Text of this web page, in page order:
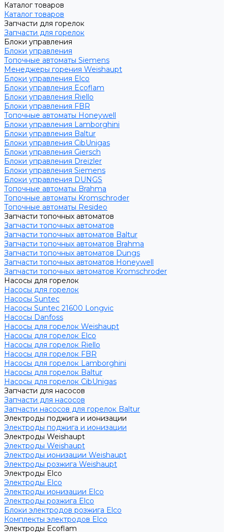
Каталог товаров
Каталог товаров
Запчасти для горелок
Запчасти для горелок
Блоки управления
Блоки управления
Топочные автоматы Siemens
Менеджеры горения Weishaupt
Блоки управления Elco
Блоки управления Ecoflam
Блоки управления Riello
Блоки управления FBR
Топочные автоматы Honeywell
Блоки управления Lamborghini
Блоки управления Baltur
Блоки управления CibUnigas
Блоки управления Giersch
Блоки управления Dreizler
Блоки управления Siemens
Блоки управления DUNGS
Топочные автоматы Brahma
Топочные автоматы Kromschroder
Топочные автоматы Resideo
Запчасти топочных автоматов
Запчасти топочных автоматов
Запчасти топочных автоматов Baltur
Запчасти топочных автоматов Brahma
Запчасти топочных автоматов Dungs
Запчасти топочных автоматов Honeywell
Запчасти топочных автоматов Kromschroder
Насосы для горелок
Насосы для горелок
Насосы Suntec
Насосы Suntec 21600 Longvic
Насосы Danfoss
Насосы для горелок Weishaupt
Насосы для горелок Elco
Насосы для горелок Riello
Насосы для горелок FBR
Насосы для горелок Lamborghini
Насосы для горелок Baltur
Насосы для горелок CibUnigas
Запчасти для насосов
Запчасти для насосов
Запчасти насосов для горелок Baltur
Электроды поджига и ионизации
Электроды поджига и ионизации
Электроды Weishaupt
Электроды Weishaupt
Электроды ионизации Weishaupt
Электроды розжига Weishaupt
Электроды Elco
Электроды Elco
Электроды ионизации Elco
Электроды розжига Elco
Блоки электродов розжига Elco
Комплекты электродов Elco
Электроды Ecoflam